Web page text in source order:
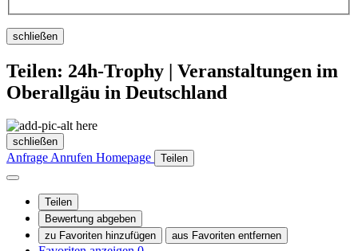
schließen
Teilen: 24h-Trophy | Veranstaltungen im
Oberallgäu in Deutschland
schließen
AnfrageAnrufen Homepage Teilen
Teilen
Bewertung abgeben
zu Favoriten hinzufügen
aus Favoriten entfernen